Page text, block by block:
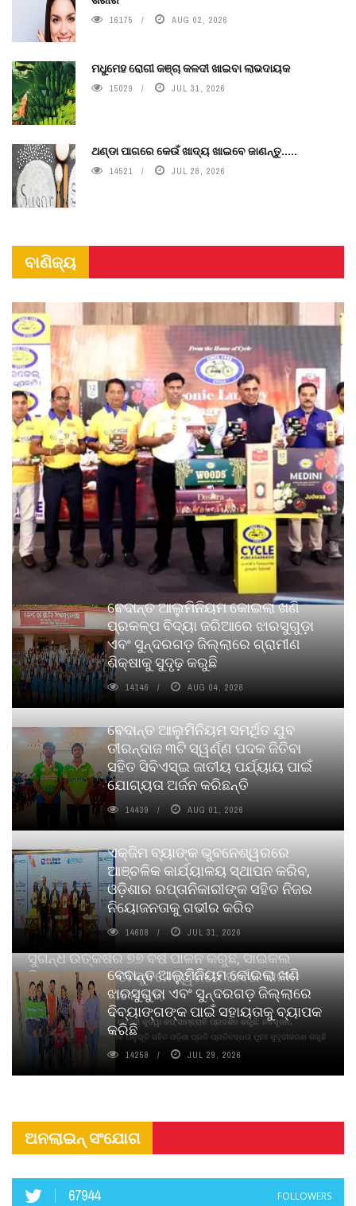
16175 AUG 02, 2026
ମଧୁମେହ ରୋଗୀ କଞ୍ଚା କଳଦୀ ଖାଇବା ଲାଭଦାୟକ
15029 JUL 31, 2026
ଥଣ୍ଡା ପାଗରେ କେଉଁ ଖାଦ୍ୟ ଖାଇବେ ଜାଣନ୍ତୁ.....
14521 JUL 28, 2026
ବାଣିଜ୍ୟ
ସୁଗନ୍ଧ ଉତ୍କର୍ଷର ୭୭ ବର୍ଷ ପାଳନ କରୁଛି, ସାଇକଲ
ପିୟୋର୍‌ ଅଗରବତୀ ଭୁବନେଶ୍ୱରରେ ପାର୍ବଣ କାଳୀନ
ନବସୃଜନ ଉନ୍ମୋଚନ କଲା
ବାଉଁଶ ବିହୀନ କଠିନ ଧୂପ ଏବଂ ମେଦିନୀ ଜୁଡୱା କପ୍‌ ସାମ୍ବ୍ରାନି ପ୍ରଦର୍ଶିତ କରୁଛି; ନବସୃଜନ,
ଦୀର୍ଘସ୍ଥାୟିତା ଏବଂ ଆଧ୍ୟାତ୍ମିକ ଅନୁଭୂତି ସହିତ ଓଡ଼ିଶା ପ୍ରତି ପ୍ରତିବଦ୍ଧତା ପୁନଃ ସୁଦୃଢୀକରଣ କରୁଛି
ବେଦାନ୍ତ ଆଲୁମିନିୟମ କୋଇଲା ଖଣି
ପ୍ରକଳ୍ପ ବିଦ୍ୟା ଜରିଆରେ ଝାରସୁଗୁଡ଼ା
ଏବଂ ସୁନ୍ଦରଗଡ଼ ଜିଲ୍ଲାରେ ଗ୍ରାମୀଣ
ଶିକ୍ଷାକୁ ସୁଦୃଢ଼ କରୁଛି
14146 AUG 04, 2026
ବେଦାନ୍ତ ଆଲୁମିନିୟମ ସମର୍ଥିତ ଯୁବ
ତୀରନ୍ଦାଜ ୩ଟି ସ୍ୱର୍ଣ୍ଣ ପଦକ ଜିତିବା
ସହିତ ସିବିଏସ୍ଇ ଜାତୀୟ ପର୍ଯ୍ୟାୟ ପାଇଁ
ଯୋଗ୍ୟତା ଅର୍ଜନ କରିଛନ୍ତି
14439 AUG 01, 2026
ଏକ୍ଜିମ ବ୍ୟାଙ୍କ ଭୁବନେଶ୍ୱରରେ
ଆଞ୍ଚଳିକ କାର୍ଯ୍ୟାଳୟ ସ୍ଥାପନ କରିବ,
ଓଡ଼ିଶାର ରପ୍ତାନିକାରୀଙ୍କ ସହିତ ନିଜର
ନିୟୋଜନତାକୁ ଗଭୀର କରିବ
14608 JUL 31, 2026
ବେଦାନ୍ତ ଆଲୁମିନିୟମ କୋଇଲା ଖଣି
ଝାରସୁଗୁଡା ଏବଂ ସୁନ୍ଦରଗଡ଼ ଜିଲ୍ଲାରେ
ଦିବ୍ୟାଙ୍ଗଙ୍କ ପାଇଁ ସହାୟତାକୁ ବ୍ୟାପକ
କରିଛି
14258 JUL 29, 2026
ଅନଲାଇନ୍ ସଂଯୋଗ
67944 FOLLOWERS